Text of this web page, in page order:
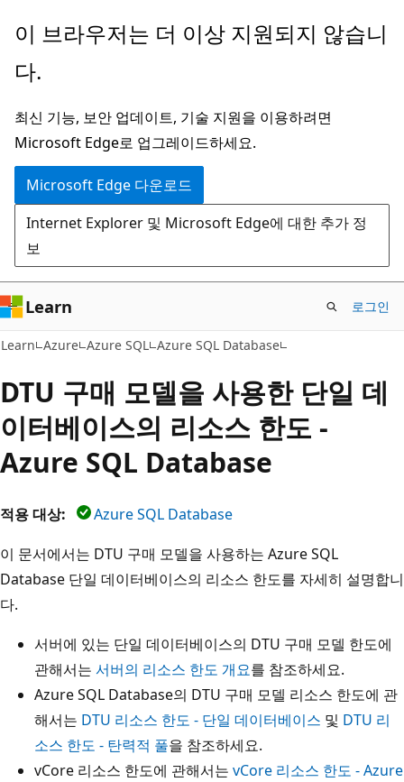
주
콘
츠
로
건
너
뛰
기
이 브라우저는 더 이상 지원되지 않습니
다.
최신 기능, 보안 업데이트, 기술 지원을 이용하려면
Microsoft Edge로 업그레이드하세요.
Microsoft Edge 다운로드
Internet Explorer 및 Microsoft Edge에 대한 추가 정
보
Learn 로그인
Learn Azure Azure SQL Azure SQL Database
DTU 구매 모델을 사용한 단일 데
이터베이스의 리소스 한도 -
Azure SQL Database
적용 대상:
Azure SQL Database
이 문서에서는 DTU 구매 모델을 사용하는 Azure SQL
Database 단일 데이터베이스의 리소스 한도를 자세히 설명합니
다.
서버에 있는 단일 데이터베이스의 DTU 구매 모델 한도에
관해서는 서버의 리소스 한도 개요를 참조하세요.
Azure SQL Database의 DTU 구매 모델 리소스 한도에 관
해서는 DTU 리소스 한도 - 단일 데이터베이스 및 DTU 리
소스 한도 - 탄력적 풀을 참조하세요.
vCore 리소스 한도에 관해서는 vCore 리소스 한도 - Azure